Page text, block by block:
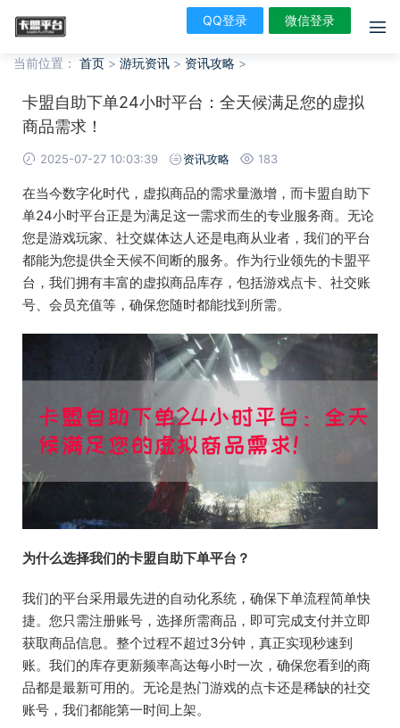
QQ登录 微信登录
当前位置： 首页 > 游玩资讯 > 资讯攻略 >
卡盟自助下单24小时平台：全天候满足您的虚拟
商品需求！
2025-07-27 10:03:39 资讯攻略 183
在当今数字化时代，虚拟商品的需求量激增，而卡盟自助下
单24小时平台正是为满足这一需求而生的专业服务商。无论
您是游戏玩家、社交媒体达人还是电商从业者，我们的平台
都能为您提供全天候不间断的服务。作为行业领先的卡盟平
台，我们拥有丰富的虚拟商品库存，包括游戏点卡、社交账
号、会员充值等，确保您随时都能找到所需。
为什么选择我们的卡盟自助下单平台？
我们的平台采用最先进的自动化系统，确保下单流程简单快
捷。您只需注册账号，选择所需商品，即可完成支付并立即
获取商品信息。整个过程不超过3分钟，真正实现秒速到
账。我们的库存更新频率高达每小时一次，确保您看到的商
品都是最新可用的。无论是热门游戏的点卡还是稀缺的社交
账号，我们都能第一时间上架。